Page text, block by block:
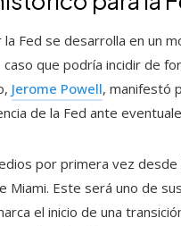
Fed se desarrolla en un
caso que podría incidir de
Jerome Powell, manifestó
de la Fed ante
por primera vez
Miami. Este será uno de
el inicio de una